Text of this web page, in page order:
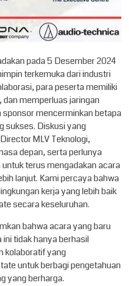
pada 5 Desember 2024
terkemuka dari industri
para peserta memiliki
memperluas jaringan
sponsor mencerminkan betapa
sukses. Diskusi yang
MLV Teknologi,
depan, serta perlunya
terus mengadakan acara
lanjut. Kami percaya bahwa
kerja yang lebih baik
secara keseluruhan.
bahwa acara yang baru
tidak hanya berhasil
kolaboratif yang
untuk berbagi pengetahuan
yang berharga.